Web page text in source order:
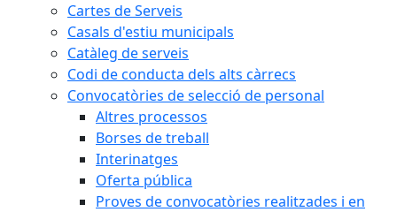
Cartes de Serveis
Casals d'estiu municipals
Catàleg de serveis
Codi de conducta dels alts càrrecs
Convocatòries de selecció de personal
Altres processos
Borses de treball
Interinatges
Oferta pública
Proves de convocatòries realitzades i en